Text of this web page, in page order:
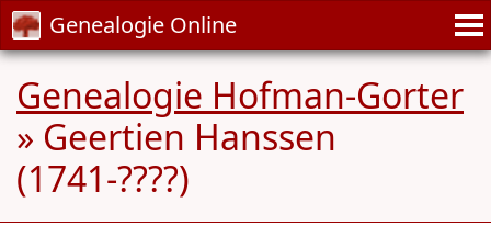
Genealogie Online
Genealogie Hofman-Gorter
» Geertien Hanssen
(1741-????)